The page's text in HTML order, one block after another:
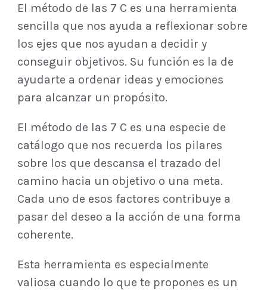
El método de las 7 C es una herramienta
sencilla que nos ayuda a reflexionar sobre
los ejes que nos ayudan a decidir y
conseguir objetivos. Su función es la de
ayudarte a ordenar ideas y emociones
para alcanzar un propósito.
El método de las 7 C es una especie de
catálogo que nos recuerda los pilares
sobre los que descansa el trazado del
camino hacia un objetivo o una meta.
Cada uno de esos factores contribuye a
pasar del deseo a la acción de una forma
coherente.
Esta herramienta es especialmente
valiosa cuando lo que te propones es un